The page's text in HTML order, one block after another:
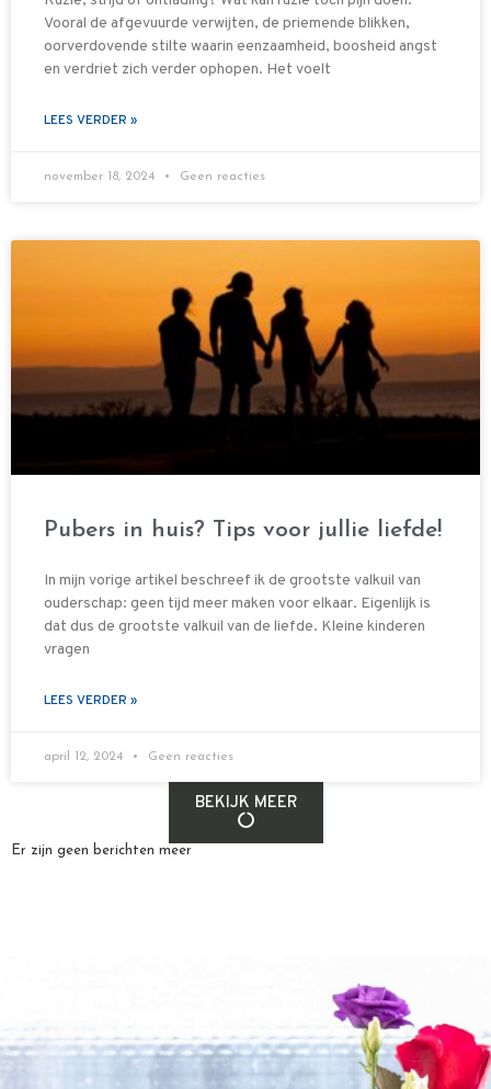
Vooral de afgevuurde verwijten, de priemende blikken,
oorverdovende stilte waarin eenzaamheid, boosheid angst
en verdriet zich verder ophopen. Het voelt
LEES VERDER »
november 18, 2024 Geen reacties
Pubers in huis? Tips voor jullie liefde!
In mijn vorige artikel beschreef ik de grootste valkuil van
ouderschap: geen tijd meer maken voor elkaar. Eigenlijk is
dat dus de grootste valkuil van de liefde. Kleine kinderen
vragen
LEES VERDER »
april 12, 2024 Geen reacties
BEKIJK MEER
Er zijn geen berichten meer